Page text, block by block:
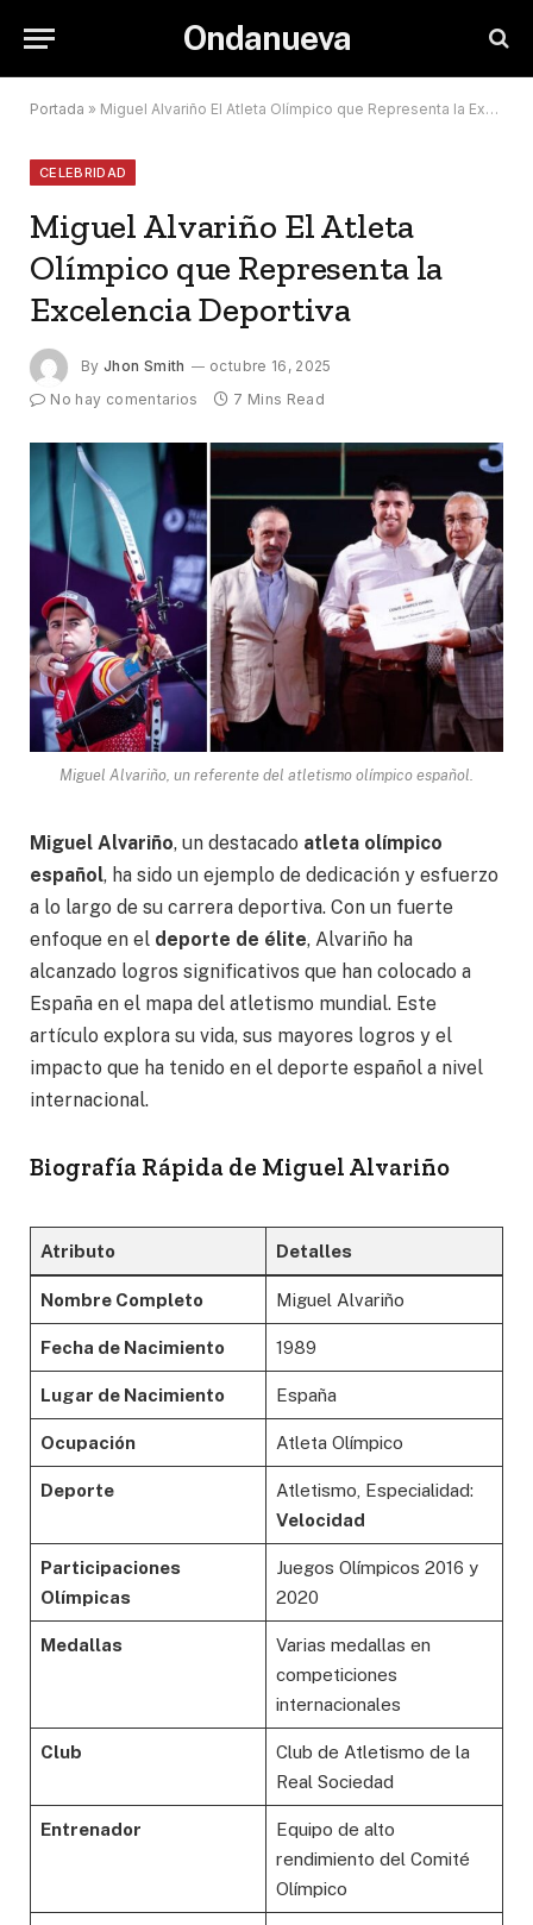
Ondanueva
Portada » Miguel Alvariño El Atleta Olímpico que Representa la Excelencia Deportiva
CELEBRIDAD
Miguel Alvariño El Atleta
Olímpico que Representa la
Excelencia Deportiva
By Jhon Smith
octubre 16, 2025
No hay comentarios
7 Mins Read
Miguel Alvariño, un referente del atletismo olímpico español.
Miguel Alvariño, un destacado atleta olímpico
español, ha sido un ejemplo de dedicación y esfuerzo
a lo largo de su carrera deportiva. Con un fuerte
enfoque en el deporte de élite, Alvariño ha
alcanzado logros significativos que han colocado a
España en el mapa del atletismo mundial. Este
artículo explora su vida, sus mayores logros y el
impacto que ha tenido en el deporte español a nivel
internacional.
Biografía Rápida de Miguel Alvariño
Atributo Detalles
Nombre Completo Miguel Alvariño
Fecha de Nacimiento 1989
Lugar de Nacimiento España
Ocupación Atleta Olímpico
Deporte
Atletismo, Especialidad:
Velocidad
Participaciones
Olímpicas
Juegos Olímpicos 2016 y
2020
Medallas
Varias medallas en
competiciones
internacionales
Club
Club de Atletismo de la
Real Sociedad
Entrenador
Equipo de alto
rendimiento del Comité
Olímpico